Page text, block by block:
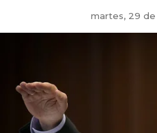
martes, 29 de